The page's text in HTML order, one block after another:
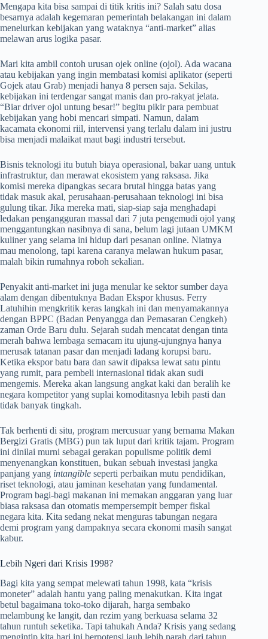
Mengapa kita bisa sampai di titik kritis ini? Salah satu dosa
besarnya adalah kegemaran pemerintah belakangan ini dalam
menelurkan kebijakan yang wataknya “anti-market” alias
melawan arus logika pasar.
Mari kita ambil contoh urusan ojek online (ojol). Ada wacana
atau kebijakan yang ingin membatasi komisi aplikator (seperti
Gojek atau Grab) menjadi hanya 8 persen saja. Sekilas,
kebijakan ini terdengar sangat manis dan pro-rakyat jelata.
“Biar driver ojol untung besar!” begitu pikir para pembuat
kebijakan yang hobi mencari simpati. Namun, dalam
kacamata ekonomi riil, intervensi yang terlalu dalam ini justru
bisa menjadi malaikat maut bagi industri tersebut.
Bisnis teknologi itu butuh biaya operasional, bakar uang untuk
infrastruktur, dan merawat ekosistem yang raksasa. Jika
komisi mereka dipangkas secara brutal hingga batas yang
tidak masuk akal, perusahaan-perusahaan teknologi ini bisa
gulung tikar. Jika mereka mati, siap-siap saja menghadapi
ledakan pengangguran massal dari 7 juta pengemudi ojol yang
menggantungkan nasibnya di sana, belum lagi jutaan UMKM
kuliner yang selama ini hidup dari pesanan online. Niatnya
mau menolong, tapi karena caranya melawan hukum pasar,
malah bikin rumahnya roboh sekalian.
Penyakit anti-market ini juga menular ke sektor sumber daya
alam dengan dibentuknya Badan Ekspor khusus. Ferry
Latuhihin mengkritik keras langkah ini dan menyamakannya
dengan BPPC (Badan Penyangga dan Pemasaran Cengkeh)
zaman Orde Baru dulu. Sejarah sudah mencatat dengan tinta
merah bahwa lembaga semacam itu ujung-ujungnya hanya
merusak tatanan pasar dan menjadi ladang korupsi baru.
Ketika ekspor batu bara dan sawit dipaksa lewat satu pintu
yang rumit, para pembeli internasional tidak akan sudi
mengemis. Mereka akan langsung angkat kaki dan beralih ke
negara kompetitor yang suplai komoditasnya lebih pasti dan
tidak banyak tingkah.
Tak berhenti di situ, program mercusuar yang bernama Makan
Bergizi Gratis (MBG) pun tak luput dari kritik tajam. Program
ini dinilai murni sebagai gerakan populisme politik demi
menyenangkan konstituen, bukan sebuah investasi jangka
panjang yang intangible seperti perbaikan mutu pendidikan,
riset teknologi, atau jaminan kesehatan yang fundamental.
Program bagi-bagi makanan ini memakan anggaran yang luar
biasa raksasa dan otomatis mempersempit bemper fiskal
negara kita. Kita sedang nekat menguras tabungan negara
demi program yang dampaknya secara ekonomi masih sangat
kabur.
Lebih Ngeri dari Krisis 1998?
Bagi kita yang sempat melewati tahun 1998, kata “krisis
moneter” adalah hantu yang paling menakutkan. Kita ingat
betul bagaimana toko-toko dijarah, harga sembako
melambung ke langit, dan rezim yang berkuasa selama 32
tahun runtuh seketika. Tapi tahukah Anda? Krisis yang sedang
mengintip kita hari ini berpotensi jauh lebih parah dari tahun